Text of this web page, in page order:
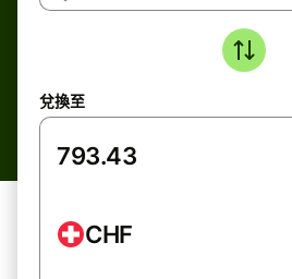
兌換至
CHF